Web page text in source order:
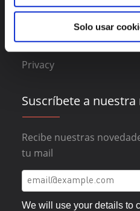
Solo usar
Legal
Cookies policy
Privacy
Suscríbete a
Recibe nuestras
tu mail
We will use your details to